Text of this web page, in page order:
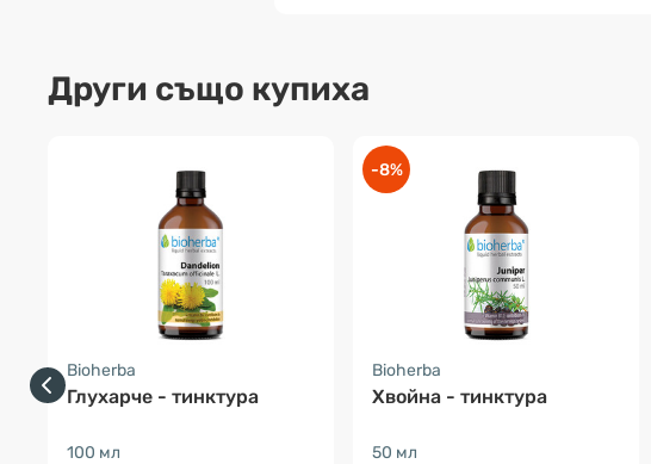
Други също купиха
Bioherba
Глухарче - тинктура
100 мл
-8%
Bioherba
Хвойна - тинктура
50 мл